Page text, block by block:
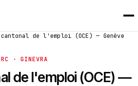
de l'emploi (OCE) — Genève
· GINEVRA
de l'emploi (OCE) —